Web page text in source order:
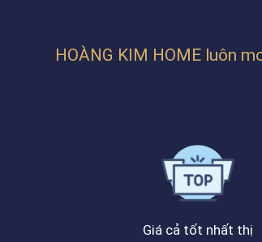
HOÀNG KIM HOME luôn
Giá cả tốt nhất thị